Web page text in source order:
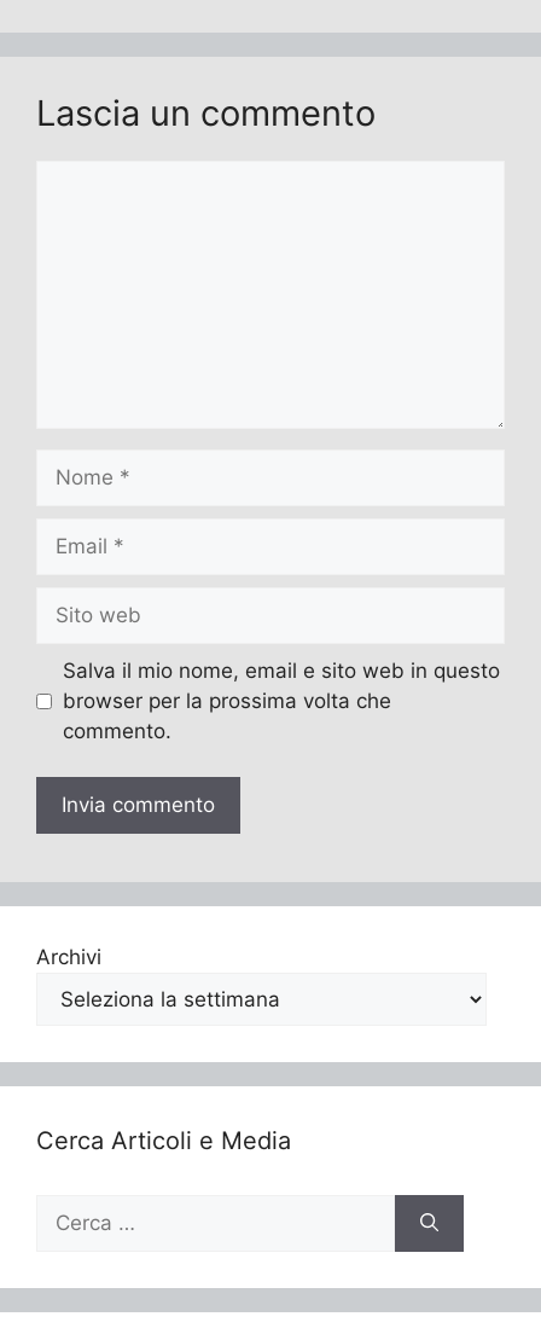
Lascia un commento
web
Salva il mio nome, email e sito web in questo
browser per la prossima volta che
commento.
Archivi
Cerca Articoli e Media
Ricerca